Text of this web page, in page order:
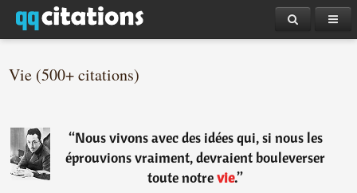
Vie (500+ citations)
“Nous vivons avec des idées qui, si nous les
éprouvions vraiment, devraient bouleverser
toute notrevie.”